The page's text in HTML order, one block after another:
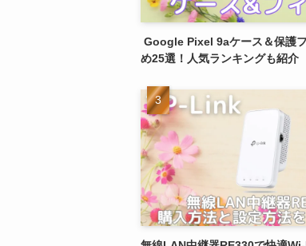
Google Pixel 9aケース＆保護
め25選！人気ランキングも紹介